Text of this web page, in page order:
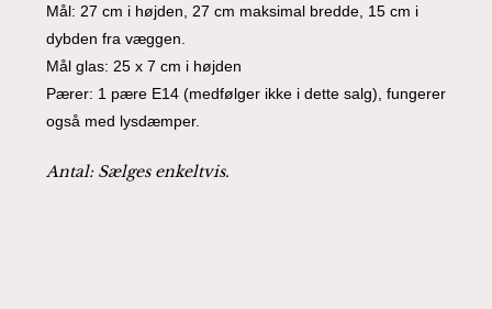
Mål: 27 cm i højden, 27 cm maksimal bredde, 15 cm i
dybden fra væggen.
Mål glas: 25 x 7 cm i højden
Pærer: 1 pære E14 (medfølger ikke i dette salg), fungerer
også med lysdæmper.
Antal: Sælges enkeltvis.